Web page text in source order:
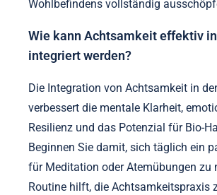
zuerst einfache Techniken.
5. Selbstkritik: Ihre Praxis zu
Entmutigung führen. Gehen Sie jede
Selbstmitgefühl an.
Durch die Auseinandersetzung mit
Fallstricken können Individuen das
Achtsamkeit zur Verbesserung des
Wohlbefindens vollständig
Wie kann Achtsamkeit effektiv in